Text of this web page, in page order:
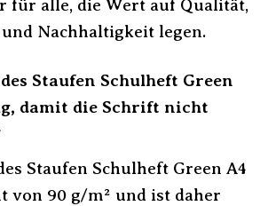
für alle, die Wert auf Qualität,
Nachhaltigkeit legen.
Staufen Schulheft Green
damit die Schrift nicht
Staufen Schulheft Green A4
von 90 g/m² und ist daher